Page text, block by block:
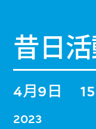
昔日
4月9日
2023